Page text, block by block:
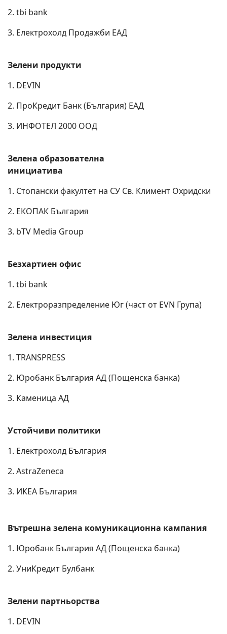
2. tbi bank
3. Eлектрохолд Продажби ЕАД
Зелени продукти
1. DEVIN
2. ПроКредит Банк (България) ЕАД
3. ИНФОТЕЛ 2000 ООД
Зелена образователна
инициатива
1. Стопански факултет на СУ Св. Климент Охридски
2. ЕКОПАК България
3. bTV Media Group
Безхартиен офис
1. tbi bank
2. Електроразпределение Юг (част от EVN Група)
Зелена инвестиция
1. TRANSPRESS
2. Юробанк България АД (Пощенска банка)
3. Каменица АД
Устойчиви политики
1. Електрохолд България
2. AstraZeneca
3. ИКЕА България
Вътрешна зелена комуникационна кампания
1. Юробанк България АД (Пощенска банка)
2. УниКредит Булбанк
Зелени партньорства
1. DEVIN